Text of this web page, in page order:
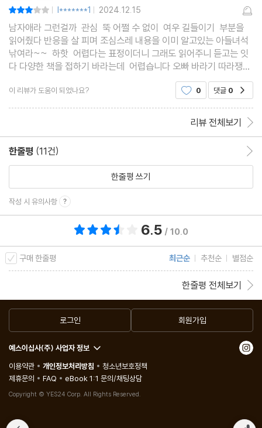
| l*******1 | 2024.12.15
남자애라 그런걸까 관심 뚝 어쩔 수 없이 여우 길들이기 부분을
읽어줬다 반응을 살 피며 조심스레 내용을 이미 알고있는 아들녀석
낚여라~~ 하핫 어렵다는 표정이더니 그래도 읽어주니 듣고는 잇
다 다양한 책을 접하기 바라는데 어렵습니다 오빠 바라기 따라쟁이
여동생은 더 어려워하지만 그래도 읽어주려한다
이 리뷰가 도움이 되었나요? 0 댓글 0
리뷰 전체보기
한줄평 (11건)
한줄평 쓰기
작성 시 유의사항
6.5 / 10.0
구매 한줄평 최근순 추천순 별점순
한줄평 전체보기
로그인 회원가입
예스이십사(주) 사업자 정보
이용약관
개인정보처리방침
청소년보호정책
제휴문의
FAQ eBook 1:1 문의/채팅상담
Copyright © YES24 Corp. All Rights Reserved.